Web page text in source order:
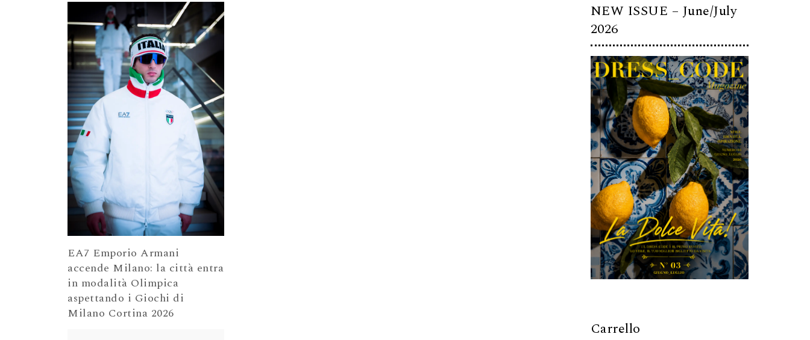
EA7 Emporio Armani
accende Milano: la città entra
in modalità Olimpica
aspettando i Giochi di
Milano Cortina 2026
NEW ISSUE – June/July
2026
Carrello